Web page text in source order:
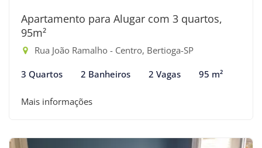
Apartamento para Alugar com 3 quartos,
95m²
Rua João Ramalho - Centro, Bertioga-SP
3 Quartos 2 Banheiros 2 Vagas 95 m²
Mais informações